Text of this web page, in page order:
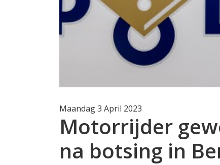
Maandag 3 April 2023
Motorrijder
na botsing in